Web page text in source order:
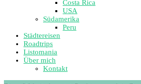
Costa Rica
USA
Südamerika
Peru
Städtereisen
Roadtrips
Listomania
Über mich
Kontakt